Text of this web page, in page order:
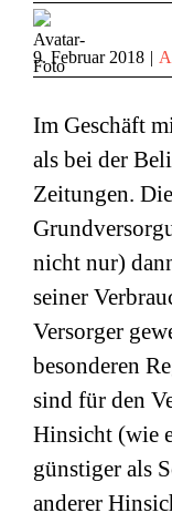
9. Februar 2018 |
Im Geschäft
als bei der
Zeitungen.
nicht nur)
seiner
Versorger
besonderen
sind für den
Hinsicht (wie
günstiger als
anderer